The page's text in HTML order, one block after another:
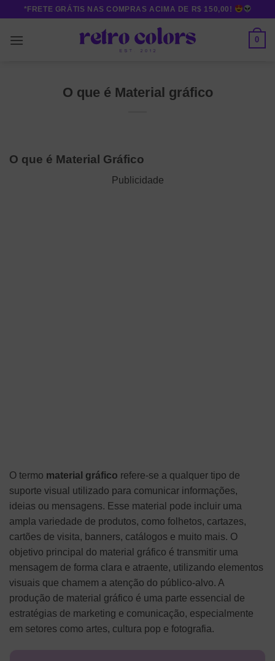
content
*FRETE GRÁTIS NAS COMPRAS ACIMA DE R$ 150,00!
0
O que é Material gráfico
O que é Material Gráfico
Publicidade
O termo material gráfico refere-se a qualquer tipo de
suporte visual utilizado para comunicar informações,
ideias ou mensagens. Esse material pode incluir uma
ampla variedade de produtos, como folhetos, cartazes,
cartões de visita, banners, catálogos e muito mais. O
objetivo principal do material gráfico é transmitir uma
mensagem de forma clara e atraente, utilizando elementos
visuais que chamem a atenção do público-alvo. A
produção de material gráfico é uma parte essencial de
estratégias de marketing e comunicação, especialmente
em setores como artes, cultura pop e fotografia.